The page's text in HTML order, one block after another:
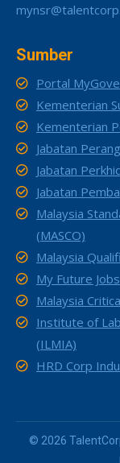
Sumber
Portal
Kementerian
Kementerian
Jabatan
Jabatan
Jabatan
Malaysia
(MASCO)
Malaysia
My Future Jobs
Malaysia
Institute of
(ILMIA)
HRD Corp
© 2026